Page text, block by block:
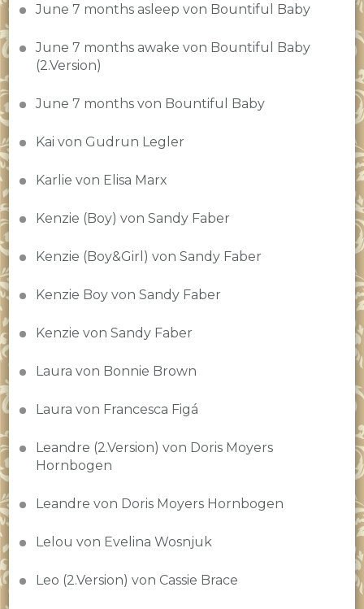
June 7 months asleep von Bountiful Baby
June 7 months awake von Bountiful Baby
(2.Version)
June 7 months von Bountiful Baby
Kai von Gudrun Legler
Karlie von Elisa Marx
Kenzie (Boy) von Sandy Faber
Kenzie (Boy&Girl) von Sandy Faber
Kenzie Boy von Sandy Faber
Kenzie von Sandy Faber
Laura von Bonnie Brown
Laura von Francesca Figá
Leandre (2.Version) von Doris Moyers
Hornbogen
Leandre von Doris Moyers Hornbogen
Lelou von Evelina Wosnjuk
Leo (2.Version) von Cassie Brace